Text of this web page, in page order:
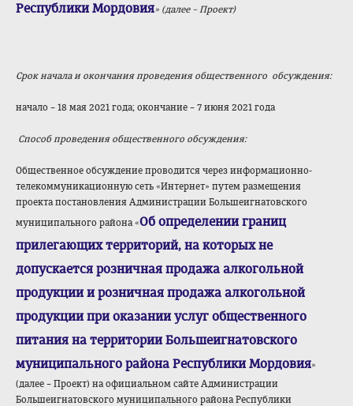
Республики Мордовия» (далее – Проект)
Срок начала и окончания проведения общественного обсуждения:
начало – 18 мая 2021 года; окончание – 7 июня 2021 года
Способ проведения общественного обсуждения:
Общественное обсуждение проводится через информационно-
телекоммуникационную сеть «Интернет» путем размещения
проекта постановления Администрации Большеигнатовского
муниципального района «Об определении границ
прилегающих территорий, на которых не
допускается розничная продажа алкогольной
продукции и розничная продажа алкогольной
продукции при оказании услуг общественного
питания на территории Большеигнатовского
муниципального района Республики Мордовия»
(далее – Проект) на официальном сайте Администрации
Большеигнатовского муниципального района Республики